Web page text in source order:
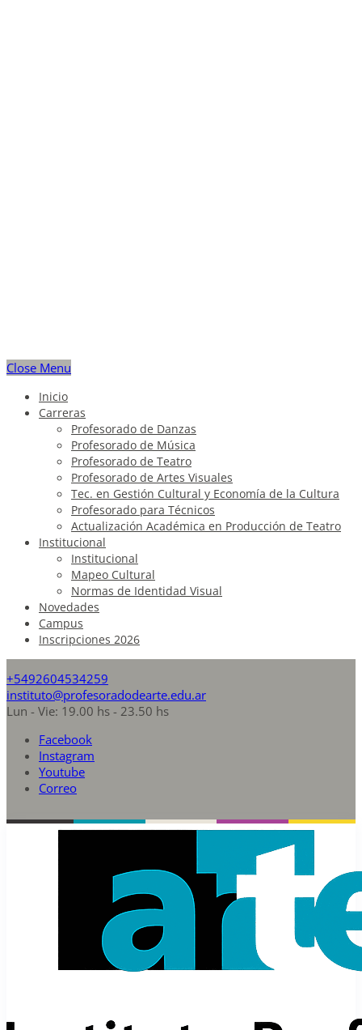
Close Menu
Inicio
Carreras
Profesorado de Danzas
Profesorado de Música
Profesorado de Teatro
Profesorado de Artes Visuales
Tec. en Gestión Cultural y Economía de la Cultura
Profesorado para Técnicos
Actualización Académica en Producción de Teatro
Institucional
Institucional
Mapeo Cultural
Normas de Identidad Visual
Novedades
Campus
Inscripciones 2026
+5492604534259
instituto@profesoradodearte.edu.ar
Lun - Vie: 19.00 hs - 23.50 hs
Facebook
Instagram
Youtube
Correo